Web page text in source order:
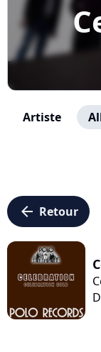
Artiste
arrow_left Retour